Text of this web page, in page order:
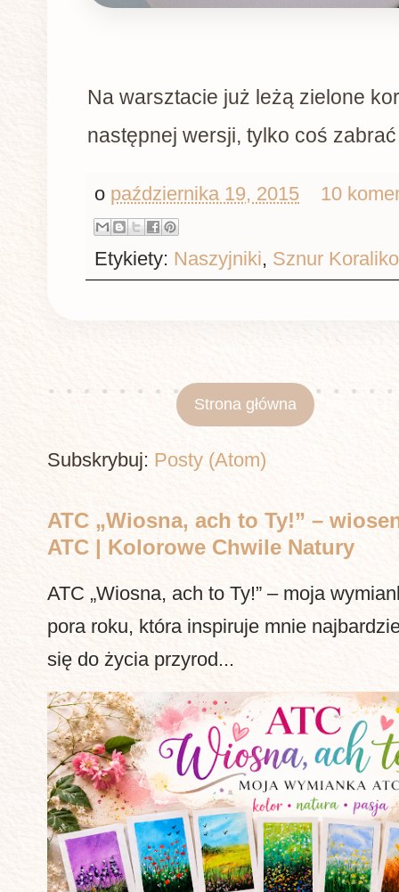
Na warsztacie już leżą zielone
następnej wersji, tylko coś
o października 19, 2015 10
Etykiety: Naszyjniki, Sznur
Strona główna
Subskrybuj: Posty (Atom)
ATC „Wiosna, ach to Ty!” –
ATC | Kolorowe Chwile Natury
ATC „Wiosna, ach to Ty!” – moja
pora roku, która inspiruje mnie
się do życia przyrod...